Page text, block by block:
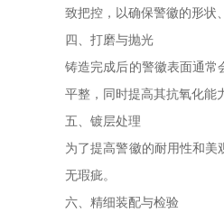
致把控，以确保警徽的形状
四、打磨与抛光
铸造完成后的警徽表面通常
平整，同时提高其抗氧化能
五、镀层处理
为了提高警徽的耐用性和美
无瑕疵。
六、精细装配与检验